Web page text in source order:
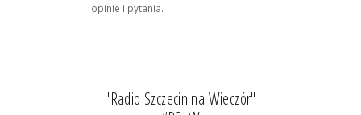
opinie i pytania.
"Radio Szczecin na Wieczór"